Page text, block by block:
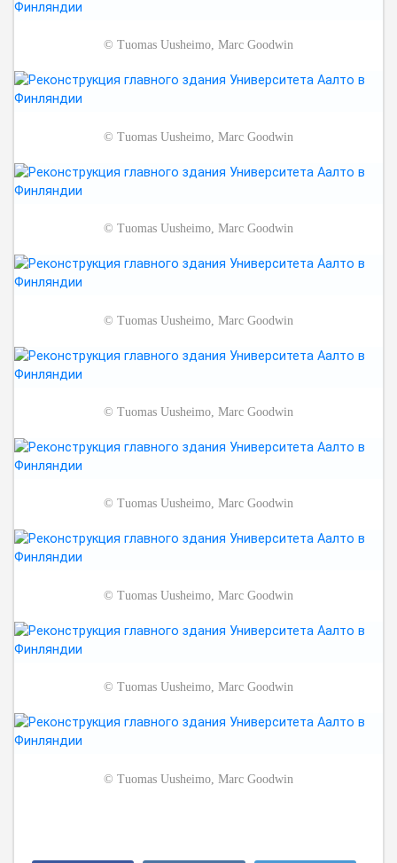
© Tuomas Uusheimo, Marc Goodwin
© Tuomas Uusheimo, Marc Goodwin
© Tuomas Uusheimo, Marc Goodwin
© Tuomas Uusheimo, Marc Goodwin
© Tuomas Uusheimo, Marc Goodwin
© Tuomas Uusheimo, Marc Goodwin
© Tuomas Uusheimo, Marc Goodwin
© Tuomas Uusheimo, Marc Goodwin
© Tuomas Uusheimo, Marc Goodwin